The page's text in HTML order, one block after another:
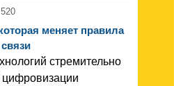
520
меняет правила
стремительно
цифровизации